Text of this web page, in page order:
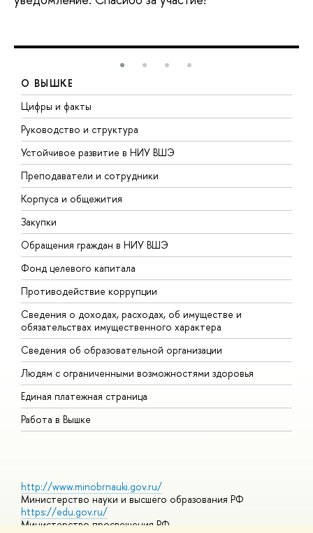
О ВЫШКЕ
Цифры и факты
Руководство и структура
Устойчивое развитие в НИУ ВШЭ
Преподаватели и сотрудники
Корпуса и общежития
Закупки
Обращения граждан в НИУ ВШЭ
Фонд целевого капитала
Противодействие коррупции
Сведения о доходах, расходах, об имуществе и
обязательствах имущественного характера
Сведения об образовательной организации
Людям с ограниченными возможностями здоровья
Единая платежная страница
Работа в Вышке
http://www.minobrnauki.gov.ru/
Министерство науки и высшего образования РФ
https://edu.gov.ru/
Министерство просвещения РФ